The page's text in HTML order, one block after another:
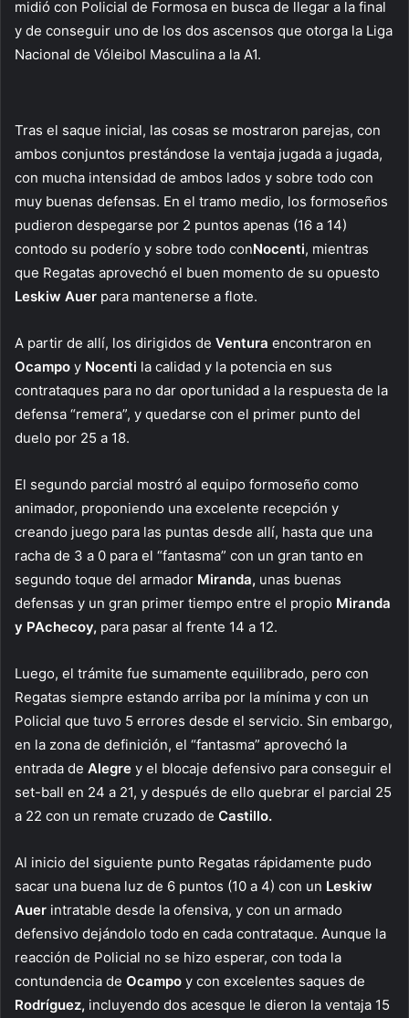
midió con Policial de Formosa en busca de llegar a la final
y de conseguir uno de los dos ascensos que otorga la Liga
Nacional de Vóleibol Masculina a la A1.
Tras el saque inicial, las cosas se mostraron parejas, con
ambos conjuntos prestándose la ventaja jugada a jugada,
con mucha intensidad de ambos lados y sobre todo con
muy buenas defensas. En el tramo medio, los formoseños
pudieron despegarse por 2 puntos apenas (16 a 14)
contodo su poderío y sobre todo conNocenti, mientras
que Regatas aprovechó el buen momento de su opuesto
Leskiw Auer para mantenerse a flote.
A partir de allí, los dirigidos de Ventura encontraron en
Ocampo y Nocenti la calidad y la potencia en sus
contrataques para no dar oportunidad a la respuesta de la
defensa “remera”, y quedarse con el primer punto del
duelo por 25 a 18.
El segundo parcial mostró al equipo formoseño como
animador, proponiendo una excelente recepción y
creando juego para las puntas desde allí, hasta que una
racha de 3 a 0 para el “fantasma” con un gran tanto en
segundo toque del armador Miranda, unas buenas
defensas y un gran primer tiempo entre el propio Miranda
y PAchecoy, para pasar al frente 14 a 12.
Luego, el trámite fue sumamente equilibrado, pero con
Regatas siempre estando arriba por la mínima y con un
Policial que tuvo 5 errores desde el servicio. Sin embargo,
en la zona de definición, el “fantasma” aprovechó la
entrada de Alegre y el blocaje defensivo para conseguir el
set-ball en 24 a 21, y después de ello quebrar el parcial 25
a 22 con un remate cruzado de Castillo.
Al inicio del siguiente punto Regatas rápidamente pudo
sacar una buena luz de 6 puntos (10 a 4) con un Leskiw
Auer intratable desde la ofensiva, y con un armado
defensivo dejándolo todo en cada contrataque. Aunque la
reacción de Policial no se hizo esperar, con toda la
contundencia de Ocampo y con excelentes saques de
Rodríguez, incluyendo dos acesque le dieron la ventaja 15